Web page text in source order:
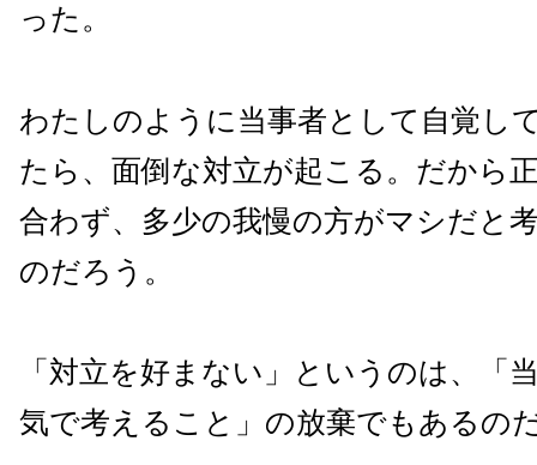
った。
わたしのように当事者として自覚し
たら、面倒な対立が起こる。だから
合わず、多少の我慢の方がマシだと
のだろう。
「対立を好まない」というのは、「
気で考えること」の放棄でもあるの